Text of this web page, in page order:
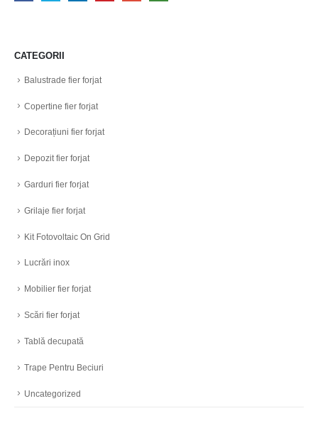
CATEGORII
Balustrade fier forjat
Copertine fier forjat
Decorațiuni fier forjat
Depozit fier forjat
Garduri fier forjat
Grilaje fier forjat
Kit Fotovoltaic On Grid
Lucrări inox
Mobilier fier forjat
Scări fier forjat
Tablă decupată
Trape Pentru Beciuri
Uncategorized